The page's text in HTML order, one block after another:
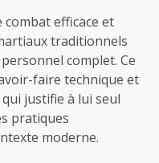
combat efficace et
traditionnels
complet. Ce
faire technique et
justifie à lui seul
pratiques
moderne.